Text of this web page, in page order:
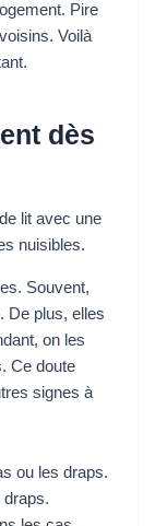
Pire
Voilà
dès
Souvent,
De plus, elles
on les
Ce doute
signes à
ou les draps.
draps.